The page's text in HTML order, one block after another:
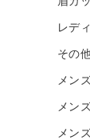
レデ
その
メン
メン
メン